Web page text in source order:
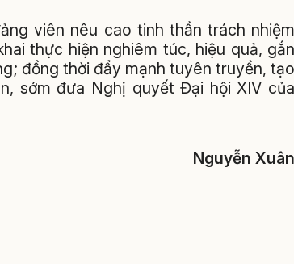
viên nêu cao tinh thần trách nhiệm
thực hiện nghiêm túc, hiệu quả, gắn
đồng thời đẩy mạnh tuyên truyền, tạo
sớm đưa Nghị quyết Đại hội XIV của
Nguyễn Xuân